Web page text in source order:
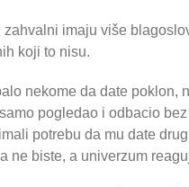
zahvalni imaju više
koji to nisu.
nekome da date poklon,
pogledao i odbacio
potrebu da mu date
ne biste, a univerzum